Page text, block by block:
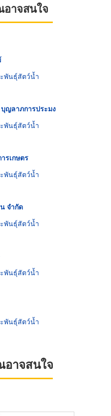
าจสนใจ
พันธุ์สัตว์น้ำ
ญลาภการประมง
พันธุ์สัตว์น้ำ
รเกษตร
พันธุ์สัตว์น้ำ
จำกัด
พันธุ์สัตว์น้ำ
พันธุ์สัตว์น้ำ
พันธุ์สัตว์น้ำ
าจสนใจ